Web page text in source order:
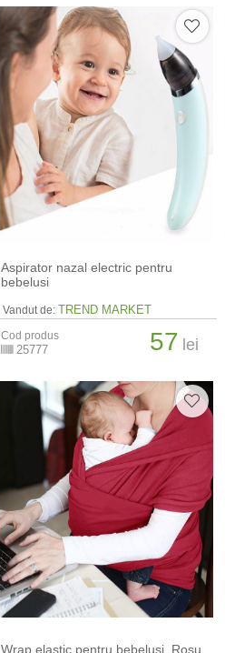
Aspirator nazal electric pentru
bebelusi
Vandut de: TREND MARKET
Cod produs
25777 57 lei
Wrap elastic pentru bebelusi, Rosu